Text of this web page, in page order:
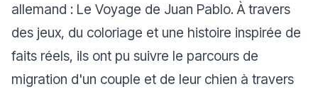
allemand : Le Voyage de Juan Pablo. À travers
des jeux, du coloriage et une histoire inspirée de
faits réels, ils ont pu suivre le parcours de
migration d'un couple et de leur chien à travers